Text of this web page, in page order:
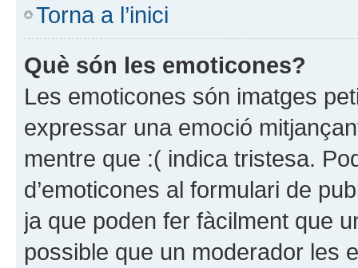
Torna a l’inici
Què són les emoticones?
Les emoticones són imatges
expressar una emoció
mentre que :( indica tristesa.
d’emoticones al formulari de
ja que poden fer fàcilment que
possible que un moderador les